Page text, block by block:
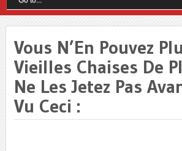
Vous N’En Pouvez
Vieilles Chaises De
Ne Les Jetez Pas
Vu Ceci :